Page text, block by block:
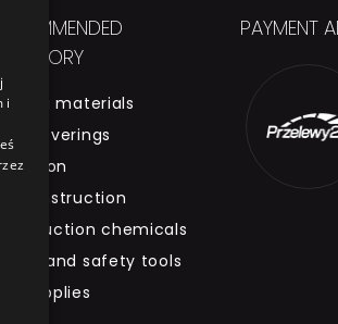
RECOMMENDED
materials
coverings
construction
chemicals
and safety tools
supplies
PAYMENT
i